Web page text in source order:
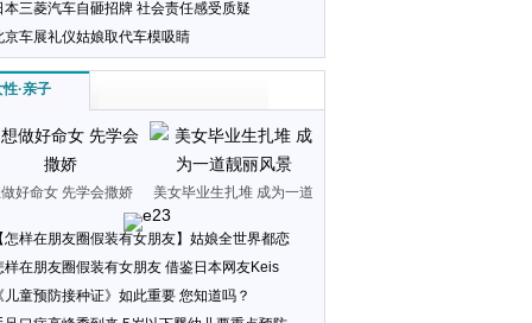
本三菱汽车自砸招牌 社会责任感受质疑
京车展礼仪姑娘取代车模吸睛
性·亲子
好命女 先学会撒娇
美女毕业生扎堆 成为一道
【怎样在朋友圈假装有女朋友】姑娘全世界都恋
样在朋友圈假装有女朋友 借鉴日本网友Keis
《儿童预防接种证》如此重要 您知道吗？